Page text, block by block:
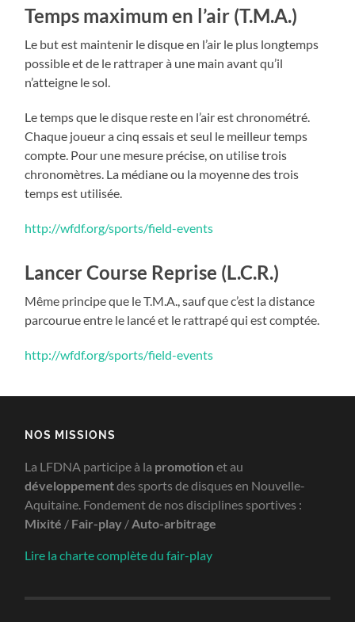
Temps maximum en l’air (T.M.A.)
Le but est maintenir le disque en l’air le plus longtemps
possible et de le rattraper à une main avant qu’il
n’atteigne le sol.
Le temps que le disque reste en l’air est chronométré.
Chaque joueur a cinq essais et seul le meilleur temps
compte. Pour une mesure précise, on utilise trois
chronomètres. La médiane ou la moyenne des trois
temps est utilisée.
http://wfdf.org/sports/field-events
Lancer Course Reprise (L.C.R.)
Même principe que le T.M.A., sauf que c’est la distance
parcourue entre le lancé et le rattrapé qui est comptée.
http://wfdf.org/sports/field-events
NOS MISSIONS
La LFDNA participe à la promotion et au
développementdes sports de disques en Nouvelle-
Aquitaine. Fondement de nos disciplines sportives :
Mixité / Fair-play / Auto-arbitrage
Lire la charte complète du fair-play